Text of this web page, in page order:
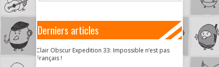
Derniers articles
Clair Obscur Expedition 33: Impossible n’est pas
Français !